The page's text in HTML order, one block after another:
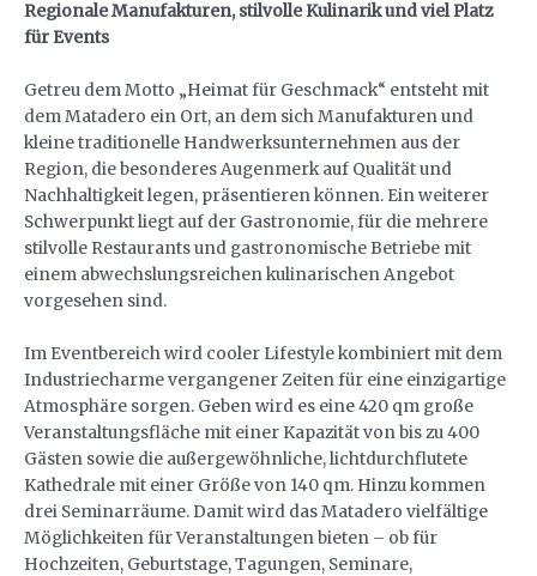
Regionale Manufakturen, stilvolle Kulinarik und viel Platz
für Events
Getreu dem Motto „Heimat für Geschmack“ entsteht mit
dem Matadero ein Ort, an dem sich Manufakturen und
kleine traditionelle Handwerksunternehmen aus der
Region, die besonderes Augenmerk auf Qualität und
Nachhaltigkeit legen, präsentieren können. Ein weiterer
Schwerpunkt liegt auf der Gastronomie, für die mehrere
stilvolle Restaurants und gastronomische Betriebe mit
einem abwechslungsreichen kulinarischen Angebot
vorgesehen sind.
Im Eventbereich wird cooler Lifestyle kombiniert mit dem
Industriecharme vergangener Zeiten für eine einzigartige
Atmosphäre sorgen. Geben wird es eine 420 qm große
Veranstaltungsfläche mit einer Kapazität von bis zu 400
Gästen sowie die außergewöhnliche, lichtdurchflutete
Kathedrale mit einer Größe von 140 qm. Hinzu kommen
drei Seminarräume. Damit wird das Matadero vielfältige
Möglichkeiten für Veranstaltungen bieten – ob für
Hochzeiten, Geburtstage, Tagungen, Seminare,